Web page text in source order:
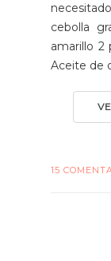
cebolla
amarillo 2
Aceite de
15